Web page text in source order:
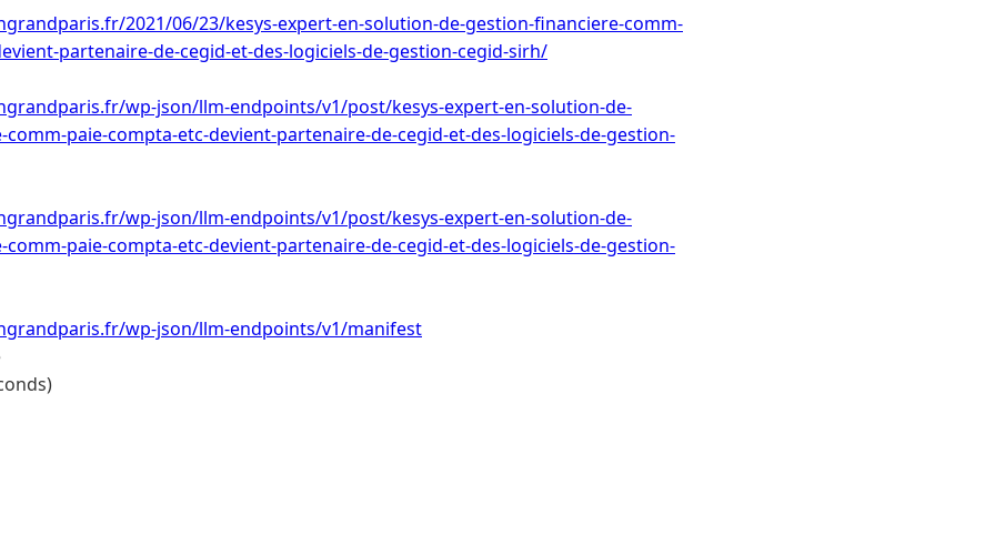
2021/06/23/kesys-expert-en-solution-de-gestion-financiere-comm-
partenaire-de-cegid-et-des-logiciels-de-gestion-cegid-sirh/
wp-json/llm-endpoints/v1/post/kesys-expert-en-solution-de-
paie-compta-etc-devient-partenaire-de-cegid-et-des-logiciels-de-gestion-
wp-json/llm-endpoints/v1/post/kesys-expert-en-solution-de-
paie-compta-etc-devient-partenaire-de-cegid-et-des-logiciels-de-gestion-
wp-json/llm-endpoints/v1/manifest